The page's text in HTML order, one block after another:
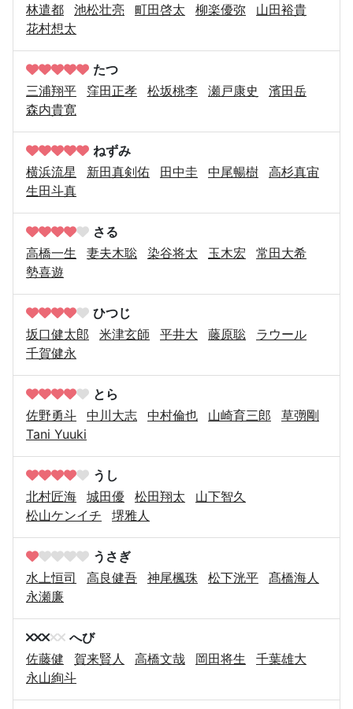
林遣都
池松壮亮 町田啓太 柳楽優弥
山田裕貴
花村想太
たつ
三浦翔平
窪田正孝 松坂桃李 瀬戸康史
濱田岳
森内貴寛
ねずみ
横浜流星
新田真剣佑 田中圭 中尾暢樹
高杉真宙
生田斗真
さる
高橋一生
妻夫木聡 染谷将太 玉木宏
常田大希
勢喜遊
ひつじ
坂口健太郎
米津玄師 平井大 藤原聡
ラウール
千賀健永
とら
佐野勇斗
中川大志 中村倫也 山崎育三郎
草彅剛
Tani Yuuki
うし
北村匠海
城田優 松田翔太
山下智久
松山ケンイチ
堺雅人
うさぎ
水上恒司
高良健吾 神尾楓珠 松下洸平
髙橋海人
永瀬廉
へび
佐藤健
賀来賢人 高橋文哉 岡田将生
千葉雄大
永山絢斗